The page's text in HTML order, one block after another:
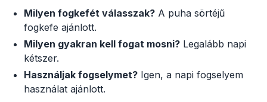
Milyen fogkefét válasszak? A puha sörtéjű
fogkefe ajánlott.
Milyen gyakran kell fogat mosni? Legalább napi
kétszer.
Használjak fogselymet? Igen, a napi fogselyem
használat ajánlott.